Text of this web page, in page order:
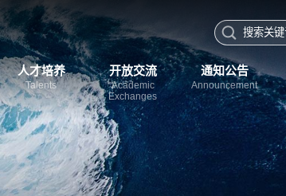
人才培养
Talents
开放交流
Academic
Exchanges
通知公告
Announcement